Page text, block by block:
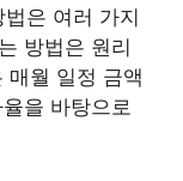
은 여러 가지
방법은 원리
매월 일정 금액
을 바탕으로